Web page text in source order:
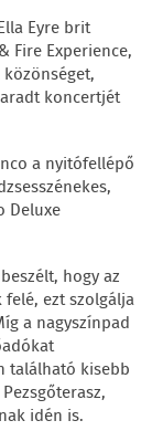
Eyre brit
Fire Experience,
koncertjét
a nyitófellépő
Deluxe
hogy az
ezt szolgálja
a nagyszínpad
található kisebb
idén is.